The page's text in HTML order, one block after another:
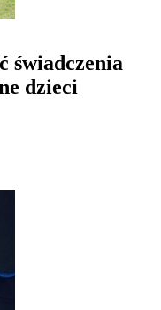
świadczenia
dzieci